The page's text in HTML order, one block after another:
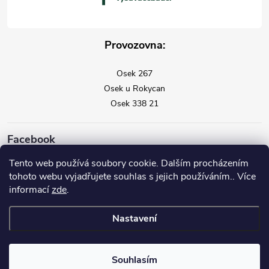
Tento web používá soubory cookie. Dalším procházením
tohoto webu vyjadřujete souhlas s jejich používáním.. Více
informacízde.
Nastavení
Souhlasím
Provozovna:
Osek 267
Osek u Rokycan
Osek 338 21
Facebook
Copyright 2026Vysavače Vorwerk. Všechna práva vyhrazena.